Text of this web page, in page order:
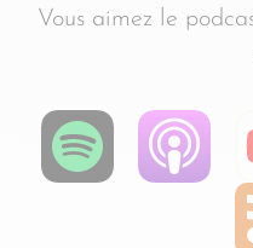
Vous aimez le